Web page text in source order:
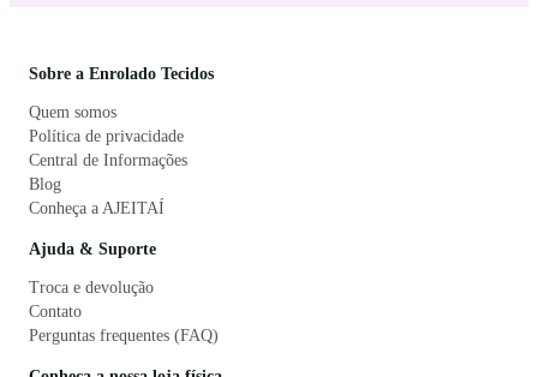
Sobre a Enrolado Tecidos
Quem somos
Política de privacidade
Central de Informações
Blog
Conheça a AJEITAÍ
Ajuda & Suporte
Troca e devolução
Contato
Perguntas frequentes (FAQ)